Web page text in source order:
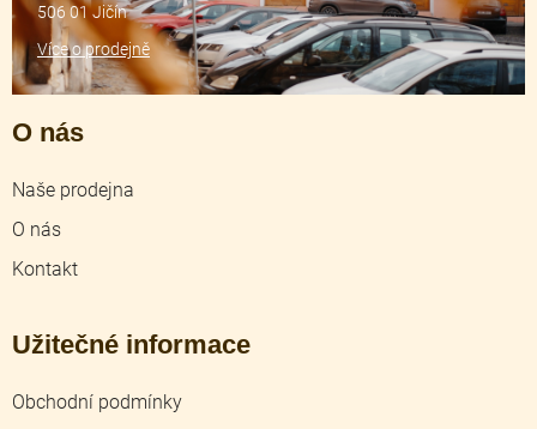
O nás
Naše prodejna
O nás
Kontakt
Užitečné informace
Obchodní podmínky
506 01 Jičín
Více o prodejně